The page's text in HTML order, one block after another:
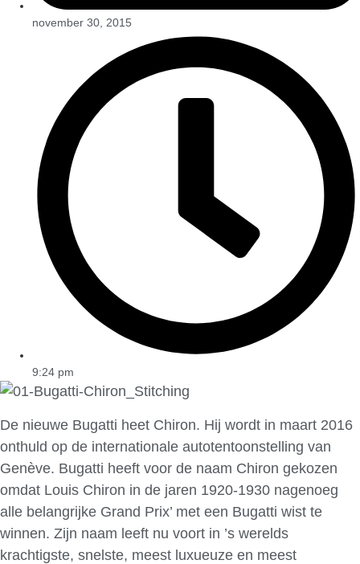
november 30, 2015
9:24 pm
De nieuwe Bugatti heet Chiron. Hij wordt in maart 2016
onthuld op de internationale autotentoonstelling van
Genève. Bugatti heeft voor de naam Chiron gekozen
omdat Louis Chiron in de jaren 1920-1930 nagenoeg
alle belangrijke Grand Prix’ met een Bugatti wist te
winnen. Zijn naam leeft nu voort in ’s werelds
krachtigste, snelste, meest luxueuze en meest